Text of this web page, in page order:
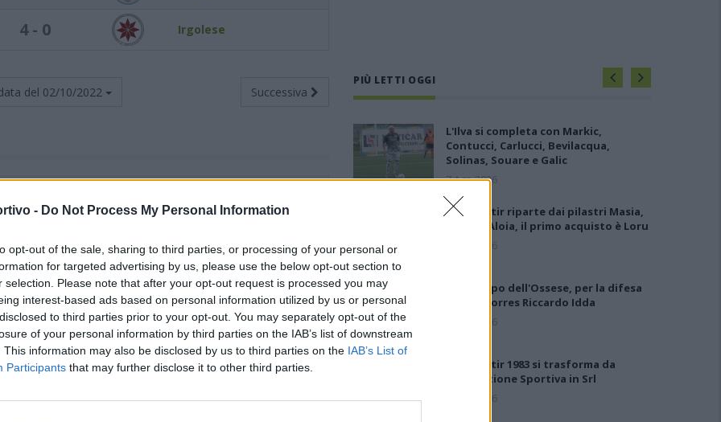
- Do Not Process My Personal Information
opt-out of the sale, sharing to third parties, or processing of your personal or
for targeted advertising by us, please use the below opt-out section to
selection. Please note that after your opt-out request is processed you may
interest-based ads based on personal information utilized by us or personal
to third parties prior to your opt-out. You may separately opt-out of the
of your personal information by third parties on the IAB’s list of downstream
This information may also be disclosed by us to third parties on the IAB’s List of
Participants that may further disclose it to other third parties.
4 - 0 Irgolese
del 02/10/2022 Successiva
G V N P F S V N P F S V N P
1 1 0 0 4 0 1 0 0 4 0 0 0 0 0 0
1 1 0 0 6 3 1 0 0 6 3 0 0 0 0 0
1 1 0 0 3 1 0 0 0 0 0 1 0 0 3 1
1 1 0 0 1 0 0 0 0 0 0 1 0 0 1 0
1 1 0 0 1 0 1 0 0 1 0 0 0 0 0 0
PIÙ LETTI OGGI
L'Ilva si completa con Markic,
Contucci, Carlucci, Bevilacqua,
Solinas, Souare e Galic
7 Ago 2026
Il Monastir riparte dai pilastri Masia,
Pinna e Aloia, il primo acquisto è Loru
7 Ago 2026
Gran colpo dell'Ossese, per la difesa
c'è l'ex Torres Riccardo Idda
7 Ago 2026
Il Monastir 1983 si trasforma da
Associazione Sportiva in Srl
7 Ago 2026